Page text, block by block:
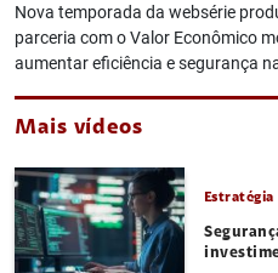
Nova temporada da websérie
parceria com o Valor Econômico
aumentar eficiência e segurança
Mais vídeos
Estratégia